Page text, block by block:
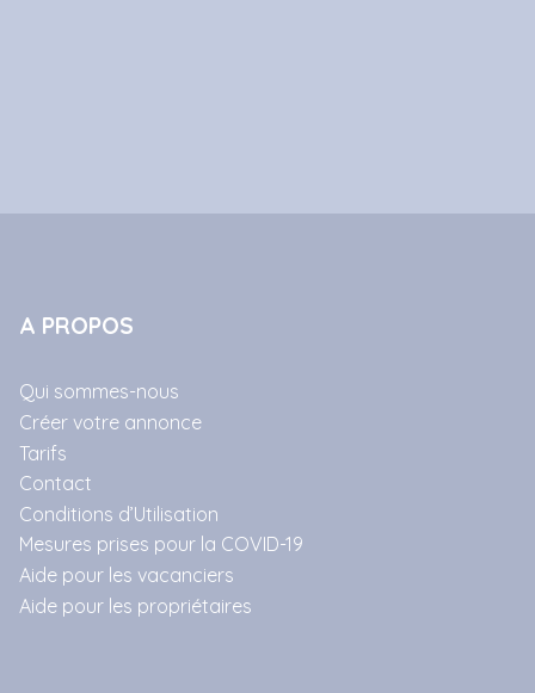
A PROPOS
Qui sommes-nous
Créer votre annonce
Tarifs
Contact
Conditions d’Utilisation
Mesures prises pour la COVID-19
Aide pour les vacanciers
Aide pour les propriétaires